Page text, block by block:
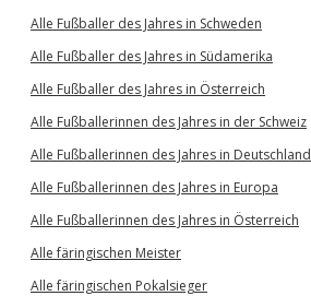
Alle Fußballer des Jahres in Schweden
Alle Fußballer des Jahres in Südamerika
Alle Fußballer des Jahres in Österreich
Alle Fußballerinnen des Jahres in der Schweiz
Alle Fußballerinnen des Jahres in Deutschland
Alle Fußballerinnen des Jahres in Europa
Alle Fußballerinnen des Jahres in Österreich
Alle färingischen Meister
Alle färingischen Pokalsieger